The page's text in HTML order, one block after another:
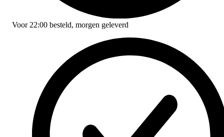
Voor 22:00 besteld, morgen geleverd